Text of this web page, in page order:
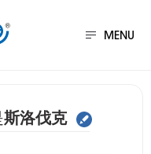
MENU
息 斯洛
斯洛伐克